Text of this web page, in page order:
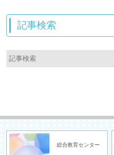
記事検索
総合教育センター